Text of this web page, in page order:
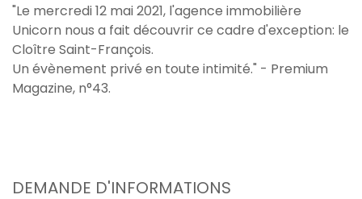
"Le mercredi 12 mai 2021, l'agence immobilière
Unicorn nous a fait découvrir ce cadre d'exception: le
Cloître Saint-François.
Un évènement privé en toute intimité." - Premium
Magazine, n°43.
DEMANDE D'INFORMATIONS